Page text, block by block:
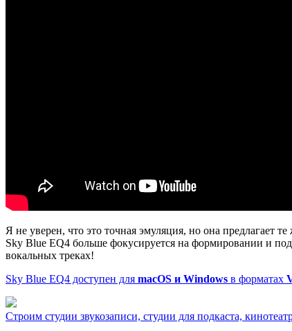
Я не уверен, что это точная эмуляция, но она
Sky Blue EQ4 больше фокусируется на формировании и
вокальных треках!
Sky Blue EQ4 доступен для macOS и Windows в форматах
Строим студии звукозаписи, студии для подкаста,